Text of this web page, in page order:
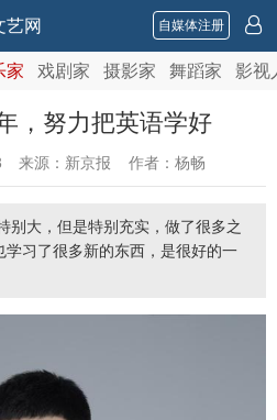
艺网 自媒体注册
家 戏剧家 摄影家 舞蹈家 影视
，努力把英语学好
来源：新京报 作者：杨畅
别大，但是特别充实，做了很多之
习了很多新的东西，是很好的一